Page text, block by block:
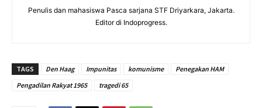
Penulis dan mahasiswa Pasca sarjana STF Driyarkara, Jakarta.
Editor di Indoprogress.
TAGS Den Haag Impunitas komunisme
Penegakan HAM
Pengadilan Rakyat 1965
tragedi 65